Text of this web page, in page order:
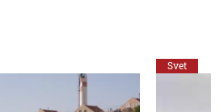
Svet